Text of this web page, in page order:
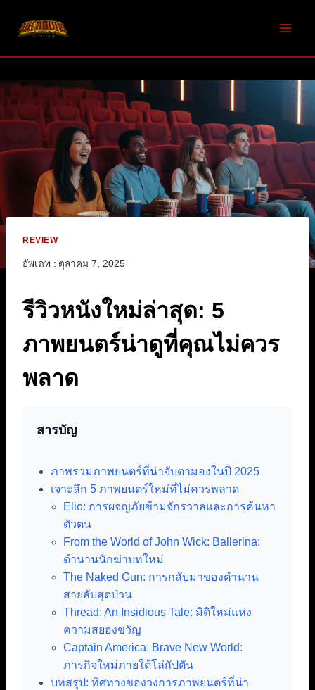
REVIEW
อัพเดท : ตุลาคม 7, 2025
รีวิวหนังใหม่ล่าสุด: 5
ภาพยนตร์น่าดูที่คุณไม่ควร
พลาด
สารบัญ
ภาพรวมภาพยนตร์ที่น่าจับตามองในปี 2025
เจาะลึก 5 ภาพยนตร์ใหม่ที่ไม่ควรพลาด
Elio: การผจญภัยข้ามจักรวาลและการค้นหา
ตัวตน
From the World of John Wick: Ballerina:
ตำนานนักฆ่าบทใหม่
The Naked Gun: การกลับมาของตำนาน
สายลับสุดป่วน
Thread: An Insidious Tale: มิติใหม่แห่ง
ความสยองขวัญ
Captain America: Brave New World:
ภารกิจใหม่ภายใต้โล่กัปตัน
บทสรุป: ทิศทางของวงการภาพยนตร์ที่น่า